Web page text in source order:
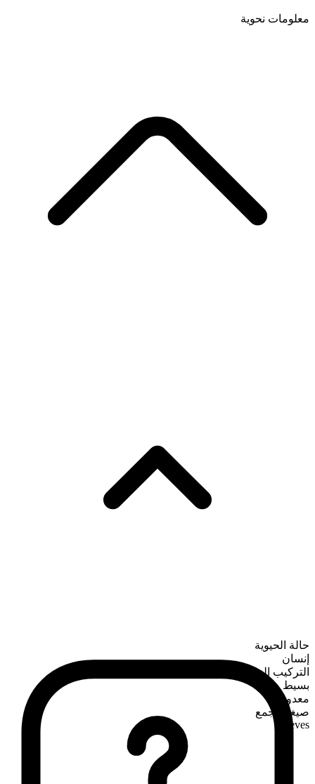
معلومات نحوية
حالة الحيوية
إنسان
التركيب الصرفي
بسيط
معدود
صيغة الجمع
thieves